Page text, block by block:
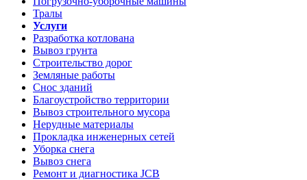
Тралы
Услуги
Разработка котлована
Вывоз грунта
Строительство дорог
Земляные работы
Снос зданий
Благоустройство территории
Вывоз строительного мусора
Нерудные материалы
Прокладка инженерных сетей
Уборка снега
Вывоз снега
Ремонт и диагностика JCB